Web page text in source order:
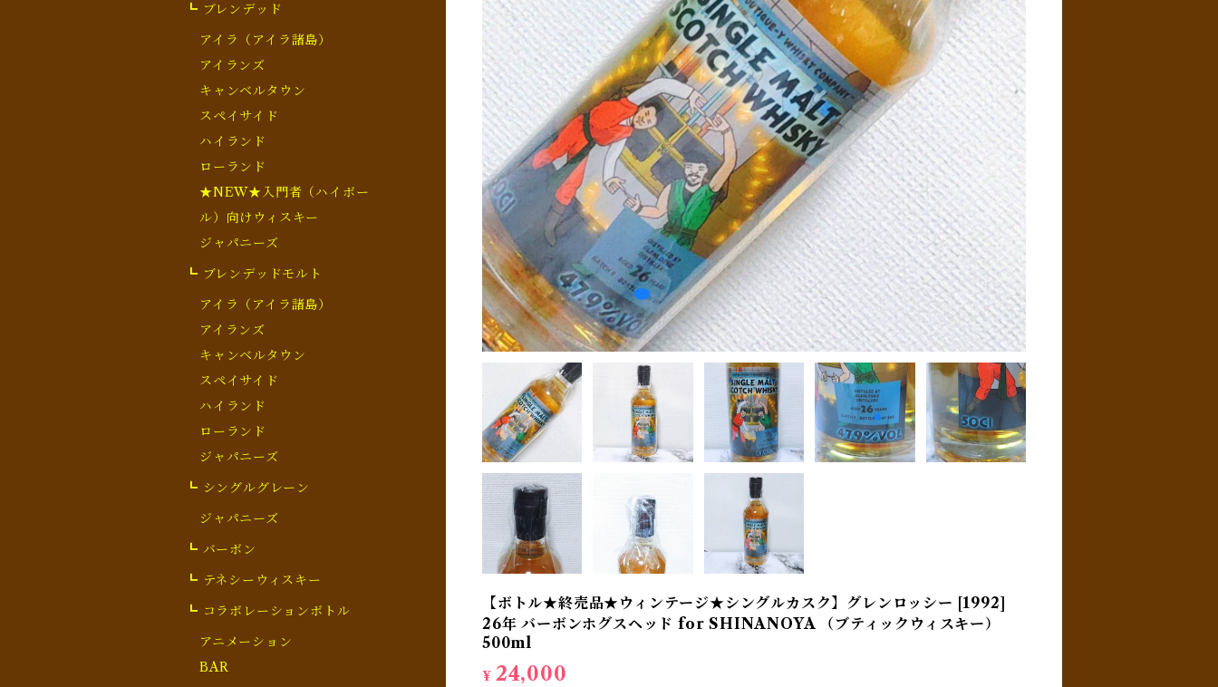
【ボトル★終売品★ウィンテージ★シングルカスク】グレンロッシー [1992]
26年 バーボンホグスヘッド for SHINANOYA （ブティックウィスキー）
500ml
¥ 24,000
┗ ブレンデッド
アイラ（アイラ諸島）
アイランズ
キャンベルタウン
スペイサイド
ハイランド
ローランド
★NEW★入門者（ハイボー
ル）向けウィスキー
ジャパニーズ
┗ ブレンデッドモルト
アイラ（アイラ諸島）
アイランズ
キャンベルタウン
スペイサイド
ハイランド
ローランド
ジャパニーズ
┗ シングルグレーン
ジャパニーズ
┗ バーボン
┗ テネシーウィスキー
┗ コラボレーションボトル
アニメーション
BAR